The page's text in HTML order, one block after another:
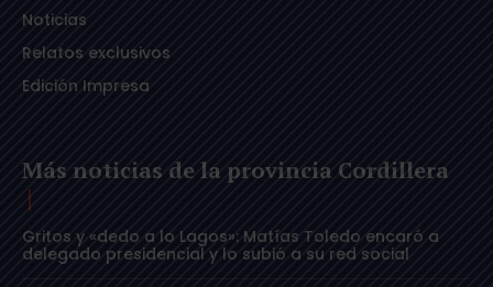
Noticias
Relatos exclusivos
Edición Impresa
Más noticias de la provincia Cordillera
Gritos y «dedo a lo Lagos»: Matías Toledo encaró a
delegado presidencial y lo subió a su red social